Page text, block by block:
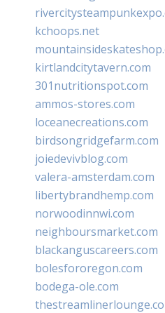
kchoops.net
kirtlandcitytavern.com
301nutritionspot.com
ammos-stores.com
loceanecreations.com
birdsongridgefarm.com
joiedevivblog.com
valera-amsterdam.com
libertybrandhemp.com
norwoodinnwi.com
neighboursmarket.com
blackanguscareers.com
bolesfororegon.com
bodega-ole.com